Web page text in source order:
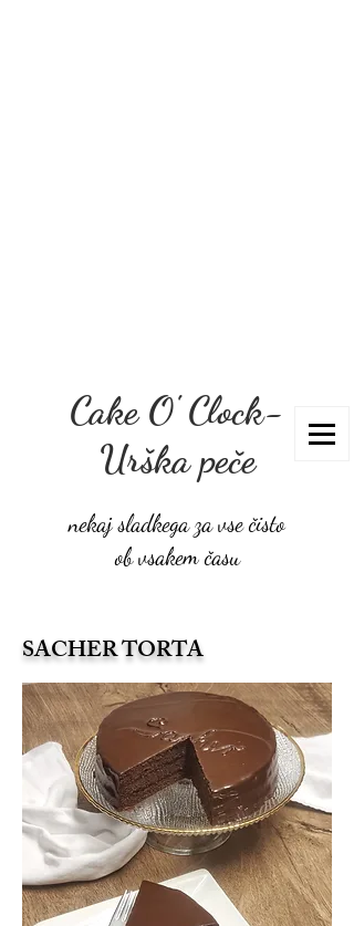
Cake O' Clock-
Urška peče
nekaj sladkega za vse čisto
ob vsakem času
SACHER TORTA